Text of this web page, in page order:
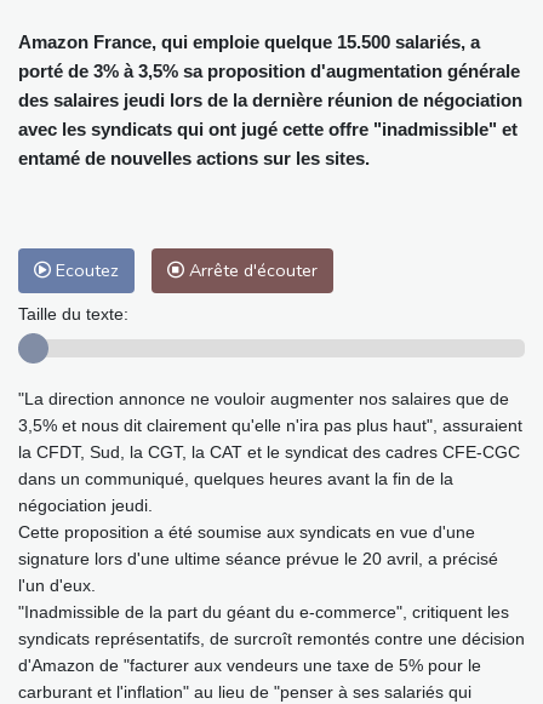
Amazon France, qui emploie quelque 15.500 salariés, a
porté de 3% à 3,5% sa proposition d'augmentation générale
des salaires jeudi lors de la dernière réunion de négociation
avec les syndicats qui ont jugé cette offre "inadmissible" et
entamé de nouvelles actions sur les sites.
Ecoutez Arrête d'écouter
Taille du texte:
"La direction annonce ne vouloir augmenter nos salaires que de
3,5% et nous dit clairement qu'elle n'ira pas plus haut", assuraient
la CFDT, Sud, la CGT, la CAT et le syndicat des cadres CFE-CGC
dans un communiqué, quelques heures avant la fin de la
négociation jeudi.
Cette proposition a été soumise aux syndicats en vue d'une
signature lors d'une ultime séance prévue le 20 avril, a précisé
l'un d'eux.
"Inadmissible de la part du géant du e-commerce", critiquent les
syndicats représentatifs, de surcroît remontés contre une décision
d'Amazon de "facturer aux vendeurs une taxe de 5% pour le
carburant et l'inflation" au lieu de "penser à ses salariés qui